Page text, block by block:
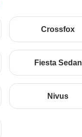
Crossfox
Fiesta Sedan
Nivus